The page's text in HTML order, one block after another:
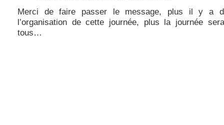
Merci de faire passer le message, plus il y a
l’organisation de cette journée, plus la journée
tous…